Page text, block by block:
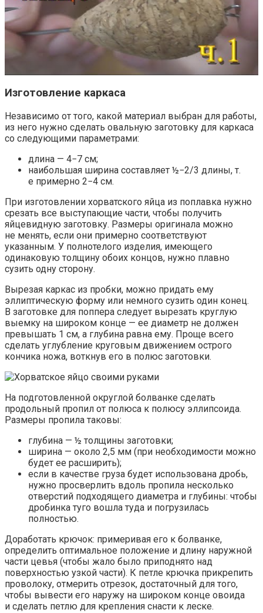
Изготовление каркаса
Независимо от того, какой материал выбран для работы,
из него нужно сделать овальную заготовку для каркаса
со следующими параметрами:
длина — 4−7 см;
наибольшая ширина составляет ½−2/3 длины, т.
е примерно 2−4 см.
При изготовлении хорватского яйца из поплавка нужно
срезать все выступающие части, чтобы получить
яйцевидную заготовку. Размеры оригинала можно
не менять, если они примерно соответствуют
указанным. У полнотелого изделия, имеющего
одинаковую толщину обоих концов, нужно плавно
сузить одну сторону.
Вырезая каркас из пробки, можно придать ему
эллиптическую форму или немного сузить один конец.
В заготовке для поппера следует вырезать круглую
выемку на широком конце — ее диаметр не должен
превышать 1 см, а глубина равна ему. Проще всего
сделать углубление круговым движением острого
кончика ножа, воткнув его в полюс заготовки.
На подготовленной округлой болванке сделать
продольный пропил от полюса к полюсу эллипсоида.
Размеры пропила таковы:
глубина — ½ толщины заготовки;
ширина — около 2,5 мм (при необходимости можно
будет ее расширить);
если в качестве груза будет использована дробь,
нужно просверлить вдоль пропила несколько
отверстий подходящего диаметра и глубины: чтобы
дробинка туго вошла туда и погрузилась
полностью.
Доработать крючок: примеривая его к болванке,
определить оптимальное положение и длину наружной
части цевья (чтобы жало было приподнято над
поверхностью узкой части). К петле крючка прикрепить
проволоку, отмерить отрезок, достаточный для того,
чтобы вывести его наружу на широком конце овоида
и сделать петлю для крепления снасти к леске.